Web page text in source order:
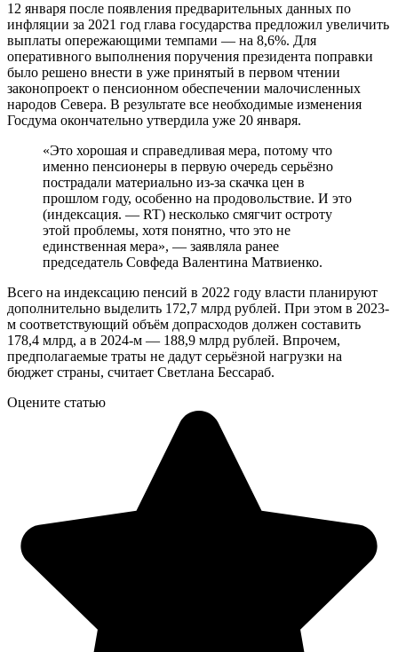
12 января после появления предварительных данных по
инфляции за 2021 год глава государства предложил увеличить
выплаты опережающими темпами — на 8,6%. Для
оперативного выполнения поручения президента поправки
было решено внести в уже принятый в первом чтении
законопроект о пенсионном обеспечении малочисленных
народов Севера. В результате все необходимые изменения
Госдума окончательно утвердила уже 20 января.
«Это хорошая и справедливая мера, потому что
именно пенсионеры в первую очередь серьёзно
пострадали материально из-за скачка цен в
прошлом году, особенно на продовольствие. И это
(индексация. — RT) несколько смягчит остроту
этой проблемы, хотя понятно, что это не
единственная мера», — заявляла ранее
председатель Совфеда Валентина Матвиенко.
Всего на индексацию пенсий в 2022 году власти планируют
дополнительно выделить 172,7 млрд рублей. При этом в 2023-
м соответствующий объём допрасходов должен составить
178,4 млрд, а в 2024-м — 188,9 млрд рублей. Впрочем,
предполагаемые траты не дадут серьёзной нагрузки на
бюджет страны, считает Светлана Бессараб.
Оцените статью